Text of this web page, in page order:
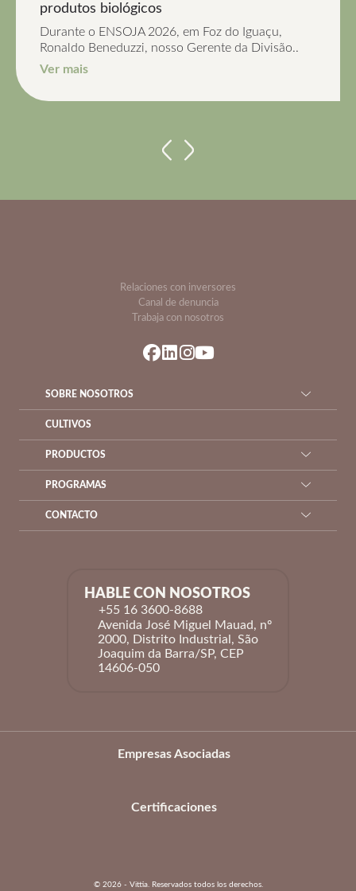
produtos biológicos
Durante o ENSOJA 2026, em Foz do Iguaçu,
Ronaldo Beneduzzi, nosso Gerente da Divisão..
Ver mais
AnteriorPróximo
Relaciones con inversores
Canal de denuncia
Trabaja con nosotros
SOBRE NOSOTROS
CULTIVOS
PRODUCTOS
PROGRAMAS
CONTACTO
HABLE CON NOSOTROS
+55 16 3600-8688
Avenida José Miguel Mauad, nº
2000, Distrito Industrial, São
Joaquim da Barra/SP, CEP
14606-050
Empresas Asociadas
Certificaciones
© 2026 - Vittia. Reservados todos los derechos.